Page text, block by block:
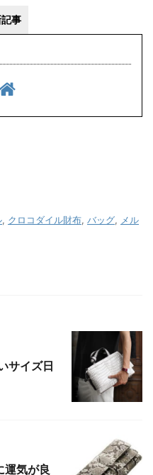
事
, クロコダイル財布, バッグ, メル
サイズ日
運気が良